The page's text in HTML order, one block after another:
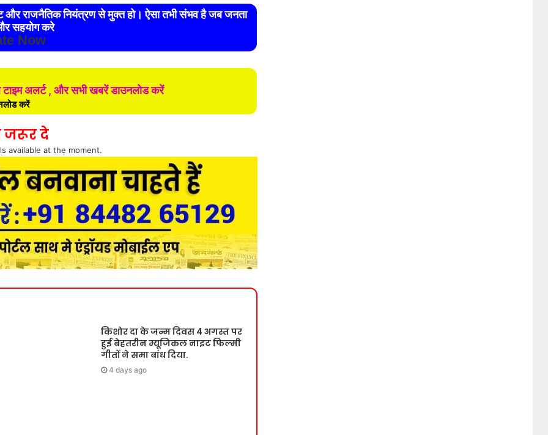
और राजनैतिक नियंत्रण से मुक्त हो। ऐसा तभी संभव है जब जनता
सहयोग करे
Now
टाइम अलर्ट , और सभी खबरें डाउनलोड करें
करें
जरूर दे
available at the moment.
किशोर दा के जन्म दिवस 4 अगस्त पर
हुई बेहतरीन म्यूजिकल नाइट फिल्मी
गीतों ने समा बांध दिया.
4 days ago